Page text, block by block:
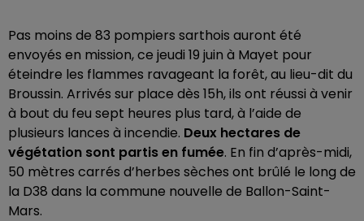
Pas moins de 83 pompiers sarthois auront été
envoyés en mission, ce jeudi 19 juin à Mayet pour
éteindre les flammes ravageant la forêt, au lieu-dit du
Broussin. Arrivés sur place dès 15h, ils ont réussi à venir
à bout du feu sept heures plus tard, à l’aide de
plusieurs lances à incendie. Deux hectares de
végétation sont partis en fumée. En fin d’après-midi,
50 mètres carrés d’herbes sèches ont brûlé le long de
la D38 dans la commune nouvelle de Ballon-Saint-
Mars.